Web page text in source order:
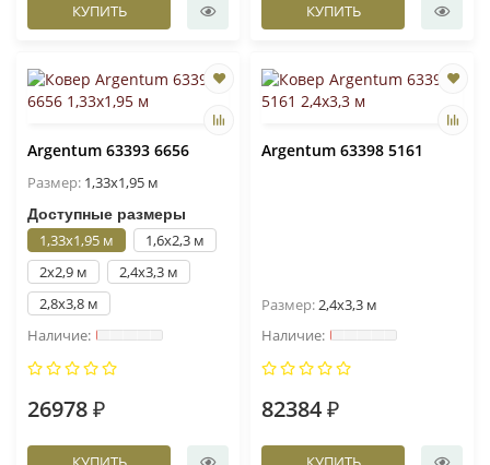
КУПИТЬ КУПИТЬ
Argentum 63393 6656
Размер: 1,33x1,95 м
Доступные размеры
1,33x1,95 м
1,6x2,3 м
2x2,9 м
2,4x3,3 м
2,8x3,8 м
26978 ₽
Argentum 63398 5161
Размер:2,4x3,3 м
82384 ₽